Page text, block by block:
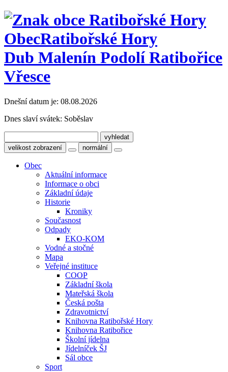
ObecRatibořské Hory
Dub Malenín Podolí Ratibořice
Vřesce
Dnešní datum je: 08.08.2026
Dnes slaví svátek: Soběslav
velikost zobrazení normální
Obec
Aktuální informace
Informace o obci
Základní údaje
Historie
Kroniky
Současnost
Odpady
EKO-KOM
Vodné a stočné
Mapa
Veřejné instituce
COOP
Základní škola
Mateřská škola
Česká pošta
Zdravotnictví
Knihovna Ratibořské Hory
Knihovna Ratibořice
Školní jídelna
Jídelníček ŠJ
Sál obce
Sport